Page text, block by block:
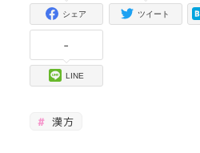
シェア ツイート
-
LINE
漢方